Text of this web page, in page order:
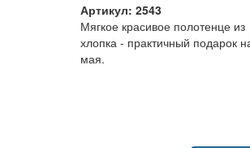
Артикул: 2543
Мягкое красивое полотенце из
хлопка - практичный подарок
мая.